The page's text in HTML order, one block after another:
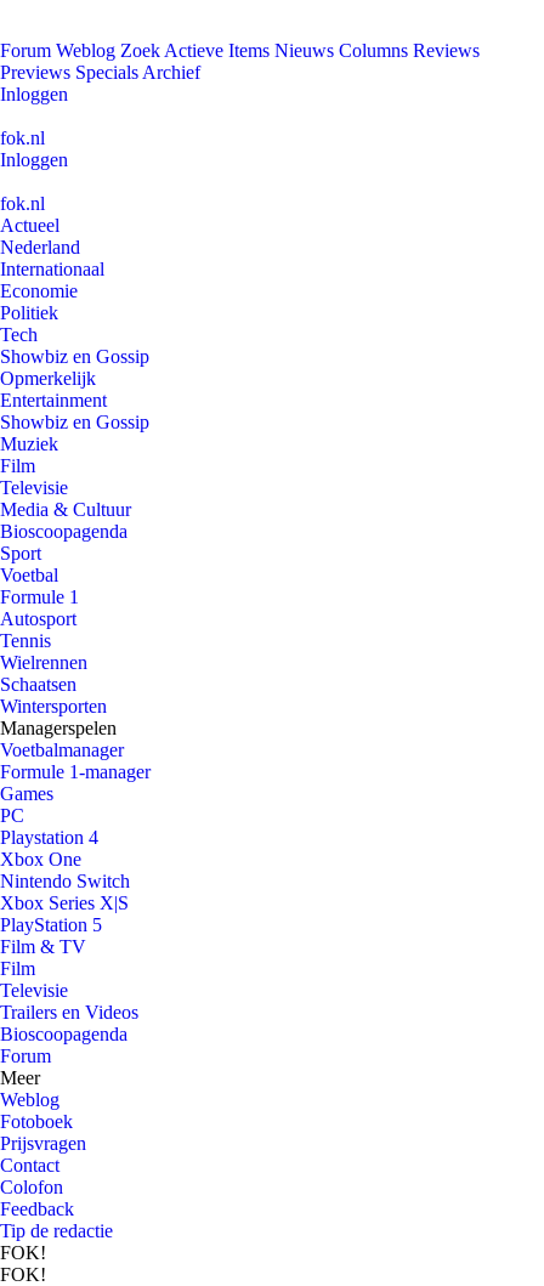
Forum Weblog Zoek Actieve Items Nieuws Columns Reviews
Previews Specials Archief
Inloggen
fok.nl
Inloggen
fok.nl
Actueel
Nederland
Internationaal
Economie
Politiek
Tech
Showbiz en Gossip
Opmerkelijk
Entertainment
Showbiz en Gossip
Muziek
Film
Televisie
Media & Cultuur
Bioscoopagenda
Sport
Voetbal
Formule 1
Autosport
Tennis
Wielrennen
Schaatsen
Wintersporten
Managerspelen
Voetbalmanager
Formule 1-manager
Games
PC
Playstation 4
Xbox One
Nintendo Switch
Xbox Series X|S
PlayStation 5
Film & TV
Film
Televisie
Trailers en Videos
Bioscoopagenda
Forum
Meer
Weblog
Fotoboek
Prijsvragen
Contact
Colofon
Feedback
Tip de redactie
FOK!
FOK!